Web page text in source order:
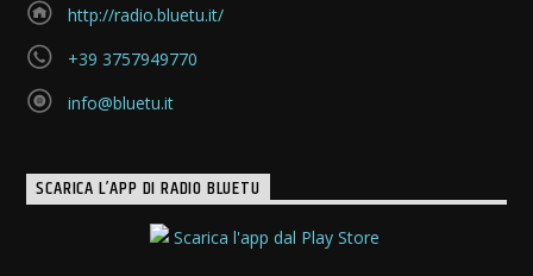
http://radio.bluetu.it/
+39 3757949770
info@bluetu.it
SCARICA L’APP DI RADIO BLUETU